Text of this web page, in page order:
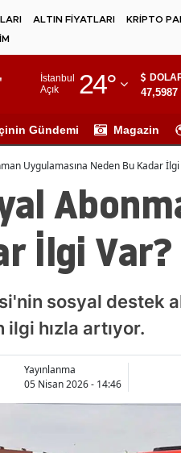
ALTIN FİYATLARI KRİPTO
İstanbul
Açık
24°
Adıyaman
Ağrı
Ankara
Antalya
Artvin
Aydın
Bilecik
Bitlis
47,5987
Gündemi Magazin
Uygulamasına Neden Bu Kadar İlgi
İlgi Var?
sosyal destek
hızla artıyor.
Yayınlanma
05 Nisan 2026 - 14:46